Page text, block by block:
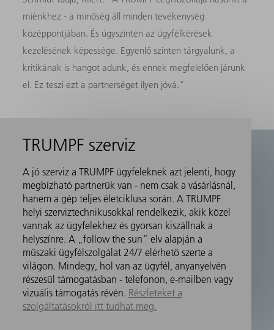
miénkhez - a minőség áll minden tevékenység
középpontjában. És úgyszintén az ügyfélkérések
kezelésének képessége. Egyenlő szinten tárgyalunk, a
kritikának is hangot adunk, és ennek megfelelően járunk
el. Ez teszi ezt a partnerséget ilyen jóvá."
TRUMPF szerviz
A jó szerviz a TRUMPF ügyfeleknek azt jelenti, hogy
megbízható partnerük van - nem csak a vásárlásnál,
hanem a gép teljes életciklusa során. A TRUMPF
helyi szerviztechnikusokkal rendelkezik, akik közel
vannak az ügyfelekhez és gyorsan kiszállnak a
helyszínre. A „follow the sun“ elv alapján a
műszaki ügyfélszolgálat 24/7 elérhető szerte a
világon. Mindegy, hol van az ügyfél, anyanyelvén
részesül támogatásban - telefonon, e-mailben vagy
vizuális támogatás révén. Részleteket a
szolgáltatásokról itt tudhat meg.